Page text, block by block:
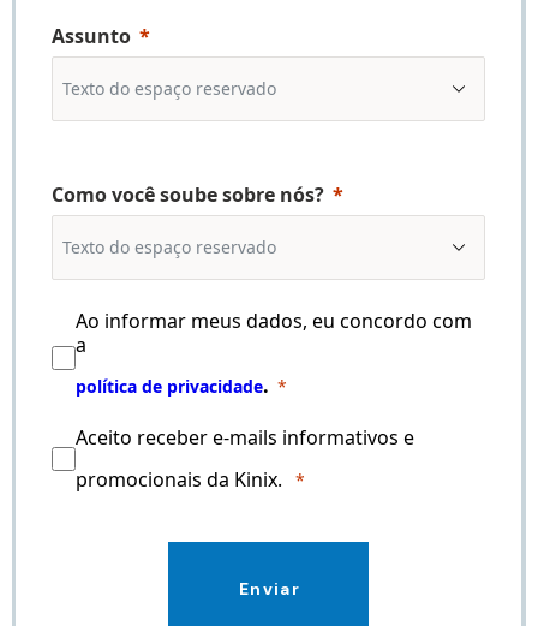
Assunto
Como você soube sobre nós?
Ao informar meus dados, eu concordo com
a
política de privacidade.
Aceito receber e-mails informativos e
promocionais da Kinix.
Enviar